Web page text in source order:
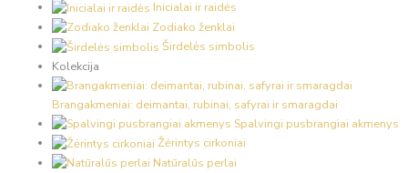
Inicialai ir raidės
Zodiako ženklai
Širdelės simbolis
Kolekcija
Brangakmeniai: deimantai, rubinai, safyrai ir smaragdai
Spalvingi pusbrangiai akmenys
Žėrintys cirkoniai
Natūralūs perlai